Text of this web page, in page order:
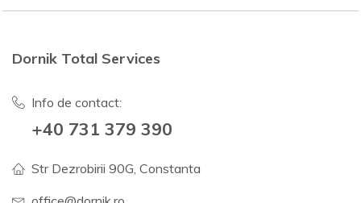
Dornik Total Services
Info de contact:
+40 731 379 390
Str Dezrobirii 90G, Constanta